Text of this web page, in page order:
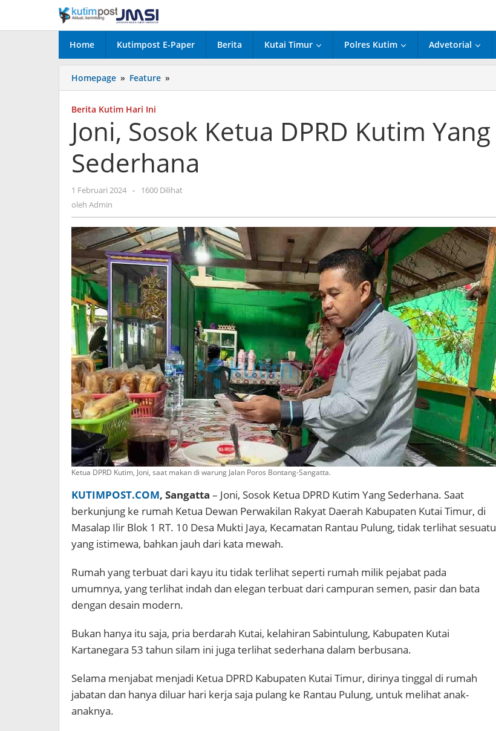
konten
Home Kutimpost E-Paper Berita Kutai Timur Polres Kutim Advetorial
Homepage » Feature »
Sosok
Kutim
Yang
Berita Kutim Hari Ini
Joni, Sosok Ketua DPRD Kutim Yang
Sederhana
1 Februari 2024 oleh
-
1600 Dilihat
oleh Admin
Ketua DPRD Kutim, Joni, saat makan di warung Jalan Poros Bontang-Sangatta.
KUTIMPOST.COM, Sangatta – Joni, Sosok Ketua DPRD Kutim Yang Sederhana. Saat
berkunjung ke rumah Ketua Dewan Perwakilan Rakyat Daerah Kabupaten Kutai Timur, di
Masalap Ilir Blok 1 RT. 10 Desa Mukti Jaya, Kecamatan Rantau Pulung, tidak terlihat sesuatu
yang istimewa, bahkan jauh dari kata mewah.
Rumah yang terbuat dari kayu itu tidak terlihat seperti rumah milik pejabat pada
umumnya, yang terlihat indah dan elegan terbuat dari campuran semen, pasir dan bata
dengan desain modern.
Bukan hanya itu saja, pria berdarah Kutai, kelahiran Sabintulung, Kabupaten Kutai
Kartanegara 53 tahun silam ini juga terlihat sederhana dalam berbusana.
Selama menjabat menjadi Ketua DPRD Kabupaten Kutai Timur, dirinya tinggal di rumah
jabatan dan hanya diluar hari kerja saja pulang ke Rantau Pulung, untuk melihat anak-
anaknya.